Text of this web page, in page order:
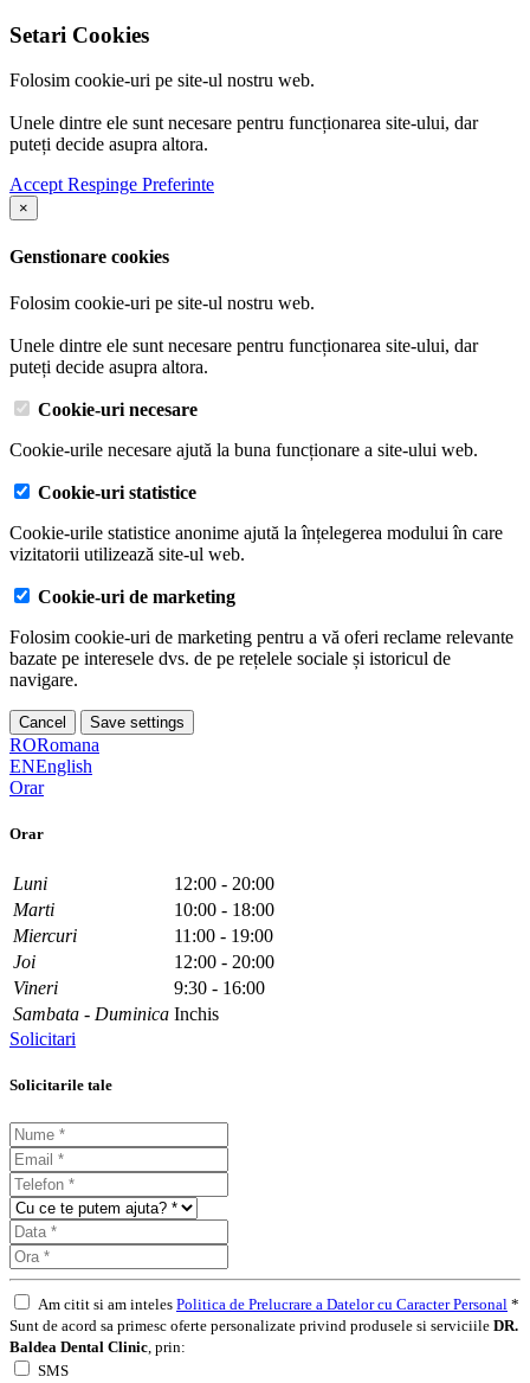
Setari Cookies
Folosim cookie-uri pe site-ul nostru web.
Unele dintre ele sunt necesare pentru funcționarea site-ului, dar
puteți decide asupra altora.
AcceptRespinge Preferinte
×
Genstionare cookies
Folosim cookie-uri pe site-ul nostru web.
Unele dintre ele sunt necesare pentru funcționarea site-ului, dar
puteți decide asupra altora.
Cookie-uri necesare
Cookie-urile necesare ajută la buna funcționare a site-ului web.
Cookie-uri statistice
Cookie-urile statistice anonime ajută la înțelegerea modului în care
vizitatorii utilizează site-ul web.
Cookie-uri de marketing
Folosim cookie-uri de marketing pentru a vă oferi reclame relevante
bazate pe interesele dvs. de pe rețelele sociale și istoricul de
navigare.
Cancel Save settings
RORomana
ENEnglish
Orar
Orar
Luni
12:00 - 20:00
Marti
10:00 - 18:00
Miercuri
11:00 - 19:00
Joi
12:00 - 20:00
Vineri
9:30 - 16:00
Sambata - Duminica Inchis
Solicitari
Solicitarile tale
Am citit si am inteles Politica de Prelucrare a Datelor cu Caracter Personal *
Sunt de acord sa primesc oferte personalizate privind produsele si serviciile DR.
Baldea Dental Clinic , prin:
SMS